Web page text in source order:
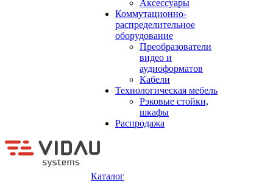
Аксессуары
Коммутационно-
распределительное
оборудование
Преобразователи
видео и
аудиоформатов
Кабели
Технологическая мебель
Рэковые стойки,
шкафы
Распродажа
Каталог